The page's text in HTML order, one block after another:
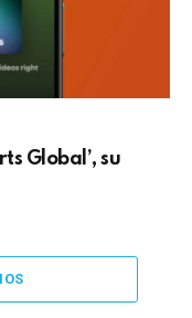
Global’, su